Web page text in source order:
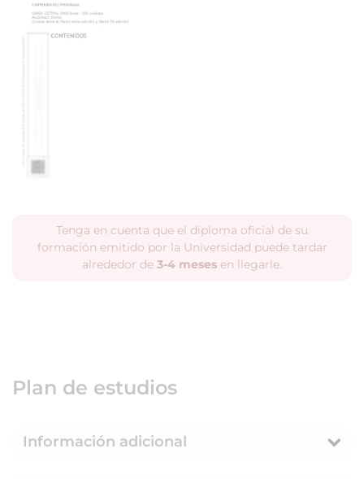
Tenga en cuenta que el diploma oficial de su
formación emitido por la Universidad puede tardar
alrededor de 3-4 meses en llegarle.
Plan de estudios
Información adicional